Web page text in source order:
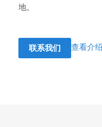
地。
联系我们 查看介